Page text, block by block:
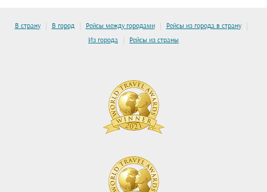
В страну | В город | Рейсы между городами | Рейсы из города в страну |
Из города | Рейсы из страны